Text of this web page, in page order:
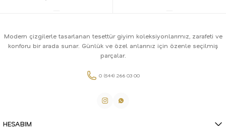
Modern çizgilerle tasarlanan tesettür giyim koleksiyonlarımız, zarafeti ve
konforu bir arada sunar. Günlük ve özel anlarınız için özenle seçilmiş
parçalar.
0 (544) 266 03 00
HESABIM